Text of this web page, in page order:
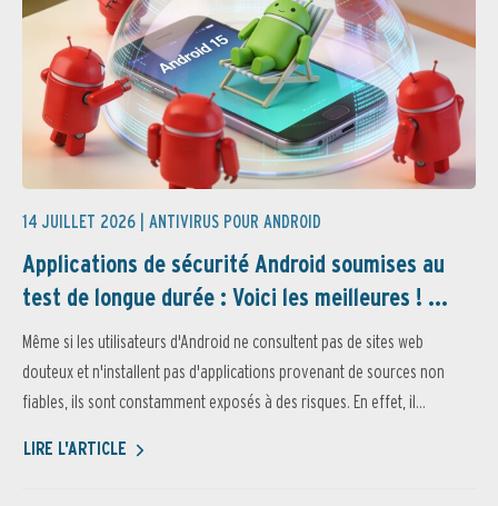
14 JUILLET 2026 | ANTIVIRUS POUR ANDROID
Applications de sécurité Android soumises au
test de longue durée : Voici les meilleures ! ...
Même si les utilisateurs d'Android ne consultent pas de sites web
douteux et n'installent pas d'applications provenant de sources non
fiables, ils sont constamment exposés à des risques. En effet, il...
LIRE L'ARTICLE